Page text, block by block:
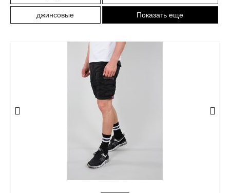
джинсовые Показать еще